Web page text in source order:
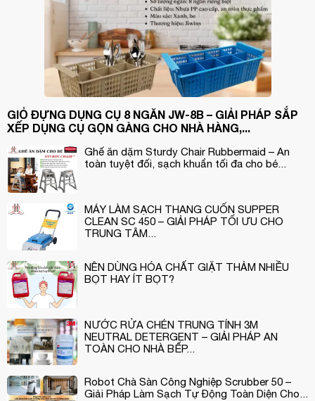
GIỎ ĐỰNG DỤNG CỤ 8 NGĂN JW-8B – GIẢI PHÁP SẮP
XẾP DỤNG CỤ GỌN GÀNG CHO NHÀ HÀNG,...
Ghế ăn dặm Sturdy Chair Rubbermaid – An
toàn tuyệt đối, sạch khuẩn tối đa cho bé...
MÁY LÀM SẠCH THANG CUỐN SUPPER
CLEAN SC 450 – GIẢI PHÁP TỐI ƯU CHO
TRUNG TÂM...
NÊN DÙNG HÓA CHẤT GIẶT THẢM NHIỀU
BỌT HAY ÍT BỌT?
NƯỚC RỬA CHÉN TRUNG TÍNH 3M
NEUTRAL DETERGENT – GIẢI PHÁP AN
TOÀN CHO NHÀ BẾP...
Robot Chà Sàn Công Nghiệp Scrubber 50 –
Giải Pháp Làm Sạch Tự Động Toàn Diện Cho...